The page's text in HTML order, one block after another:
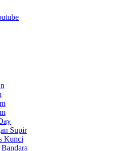
Supir
Kunci